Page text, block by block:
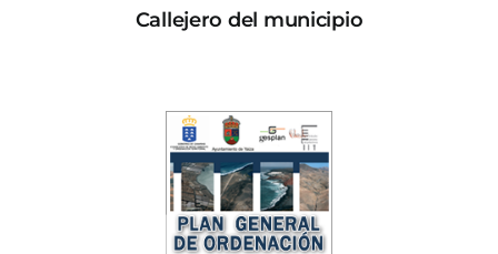
Callejero del municipio